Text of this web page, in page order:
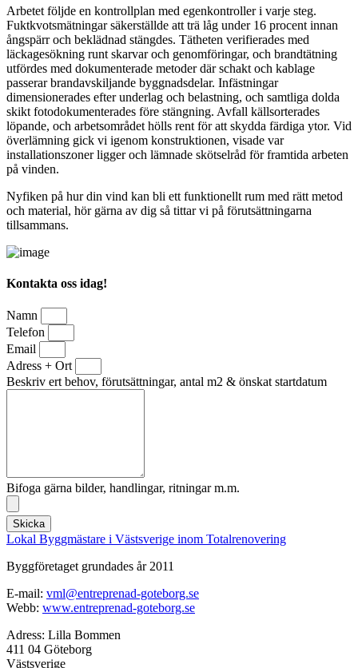
Arbetet följde en kontrollplan med egenkontroller i varje steg.
Fuktkvotsmätningar säkerställde att trä låg under 16 procent innan
ångspärr och beklädnad stängdes. Tätheten verifierades med
läckagesökning runt skarvar och genomföringar, och brandtätning
utfördes med dokumenterade metoder där schakt och kablage
passerar brandavskiljande byggnadsdelar. Infästningar
dimensionerades efter underlag och belastning, och samtliga dolda
skikt fotodokumenterades före stängning. Avfall källsorterades
löpande, och arbetsområdet hölls rent för att skydda färdiga ytor. Vid
överlämning gick vi igenom konstruktionen, visade var
installationszoner ligger och lämnade skötselråd för framtida arbeten
på vinden.
Nyfiken på hur din vind kan bli ett funktionellt rum med rätt metod
och material, hör gärna av dig så tittar vi på förutsättningarna
tillsammans.
Kontakta oss idag!
Namn
Telefon
Email
Adress + Ort
Beskriv ert behov, förutsättningar, antal m2 & önskat startdatum
Bifoga gärna bilder, handlingar, ritningar m.m.
Skicka
Lokal Byggmästare i Västsverige inom Totalrenovering
Byggföretaget grundades år 2011
E-mail: vml@entreprenad-goteborg.se
Webb: www.entreprenad-goteborg.se
Adress: Lilla Bommen
411 04 Göteborg
Västsverige